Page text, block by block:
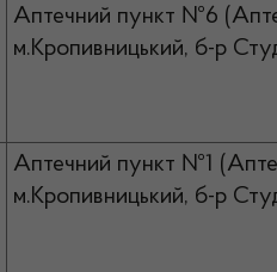
Аптечний пункт №6
м.Кропивницький, б-р
Аптечний пункт №1
м.Кропивницький, б-р